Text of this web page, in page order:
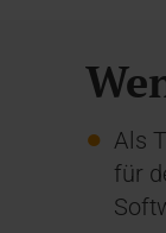
Als
für